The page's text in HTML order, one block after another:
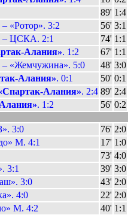
89' 1:4
– «Ротор». 3:2 56' 3:1
– ЦСКА. 2:1 74' 1:1
Алания». 1:2 67' 1:1
– «Жемчужина». 5:0 48' 3:0
Алания». 0:1 50' 0:1
Алания». 2:4 89' 2:4
. 1:2 56' 0:2
3:0 76' 2:0
М. 4:1 17' 1:0
73' 4:0
3:1 39' 3:0
3:0 43' 2:0
4:0 22' 2:0
М. 4:2 40' 1:1